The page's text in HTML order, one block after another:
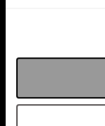
PODCAST